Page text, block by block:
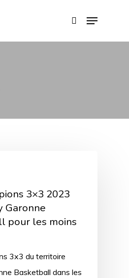
search
Menu
3×3 2023
Garonne
pour les moins
3x3 du territoire
Basketball dans les